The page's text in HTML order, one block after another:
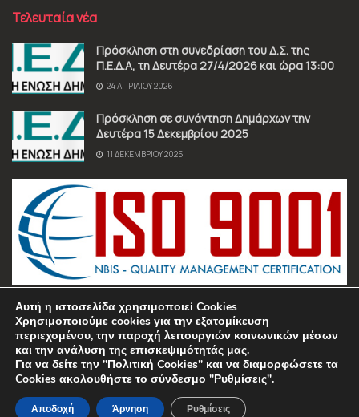
Τελευταία νέα
Πρόσκληση στη συνεδρίαση του Δ.Σ. της
Π.Ε.Δ.Α, τη Δευτέρα 27/4/2026 και ώρα 13:00
24 ΑΠΡΙΛΊΟΥ 2026
Πρόσκληση σε συνάντηση Δημάρχων την
Δευτέρα 15 Δεκεμβρίου 2025
11 ΔΕΚΕΜΒΡΊΟΥ 2025
Όροι χρήσης Πολιτική Απορρήτου Επικοινωνία
© 2025 Π.Ε.Δ.Α. • All Rights Reserved • Manufactured by Sociality
Managed byREIDDL
Αυτή η ιστοσελίδα χρησιμοποιεί Cookies
Χρησιμοποιούμε cookies για την εξατομίκευση
περιεχομένου, την παροχή λειτουργιών κοινωνικών μέσων
και την ανάλυση της επισκεψιμότητάς μας.
Για να δείτε την "Πολιτική Cookies" και να διαμορφώσετε τα
Cookies ακολουθήστε το σύνδεσμο "Ρυθμίσεις".
Αποδοχή Άρνηση Ρυθμίσεις